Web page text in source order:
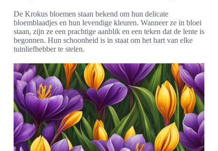
De Krokus bloemen staan bekend om hun delicate
bloemblaadjes en hun levendige kleuren. Wanneer ze in bloei
staan, zijn ze een prachtige aanblik en een teken dat de lente is
begonnen. Hun schoonheid is in staat om het hart van elke
tuinliefhebber te stelen.